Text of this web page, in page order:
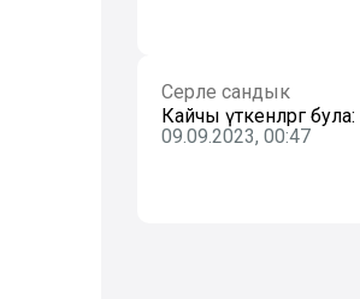
Серле сандык
Кайчы үткенләргә
09.09.2023, 00:47